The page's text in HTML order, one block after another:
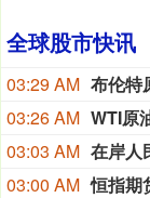
全球股市快讯
03:29 AM 布伦特
03:26 AM WTI原
03:03 AM
03:00 AM